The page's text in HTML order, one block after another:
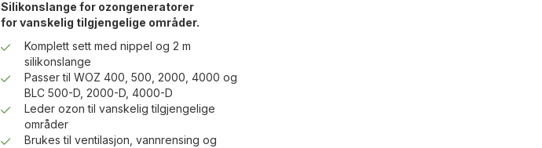
Silikonslange for ozongeneratorer
for vanskelig tilgjengelige områder.
Komplett sett med nippel og 2 m
silikonslange
Passer til WOZ 400, 500, 2000, 4000 og
BLC 500-D, 2000-D, 4000-D
Leder ozon til vanskelig tilgjengelige
områder
Brukes til ventilasjon, vannrensing og